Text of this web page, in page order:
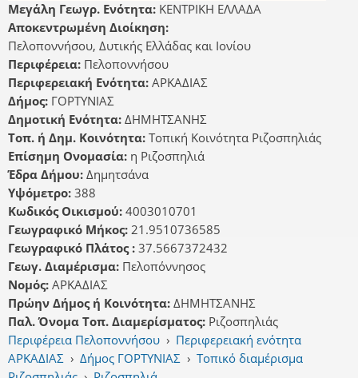
Μεγάλη Γεωγρ. Ενότητα: ΚΕΝΤΡΙΚΗ ΕΛΛΑΔΑ
Αποκεντρωμένη Διοίκηση:
Πελοποννήσου, Δυτικής Ελλάδας και Ιονίου
Περιφέρεια: Πελοποννήσου
Περιφερειακή Ενότητα: ΑΡΚΑΔΙΑΣ
Δήμος: ΓΟΡΤΥΝΙΑΣ
Δημοτική Ενότητα: ΔΗΜΗΤΣΑΝΗΣ
Τοπ. ή Δημ. Κοινότητα: Τοπική Κοινότητα Ριζοσπηλιάς
Επίσημη Ονομασία: η Ριζοσπηλιά
Έδρα Δήμου: Δημητσάνα
Υψόμετρο: 388
Κωδικός Οικισμού: 4003010701
Γεωγραφικό Μήκος: 21.9510736585
Γεωγραφικό Πλάτος : 37.5667372432
Γεωγ. Διαμέρισμα: Πελοπόννησος
Νομός: ΑΡΚΑΔΙΑΣ
Πρώην Δήμος ή Κοινότητα: ΔΗΜΗΤΣΑΝΗΣ
Παλ. Όνομα Τοπ. Διαμερίσματος: Ριζοσπηλιάς
Περιφέρεια Πελοποννήσου › Περιφερειακή ενότητα
ΑΡΚΑΔΙΑΣ › Δήμος ΓΟΡΤΥΝΙΑΣ › Τοπικό διαμέρισμα